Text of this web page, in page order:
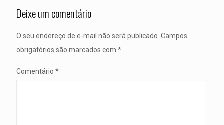
Deixe um comentário
O seu endereço de e-mail não será publicado. Campos
obrigatórios são marcados com *
Comentário *